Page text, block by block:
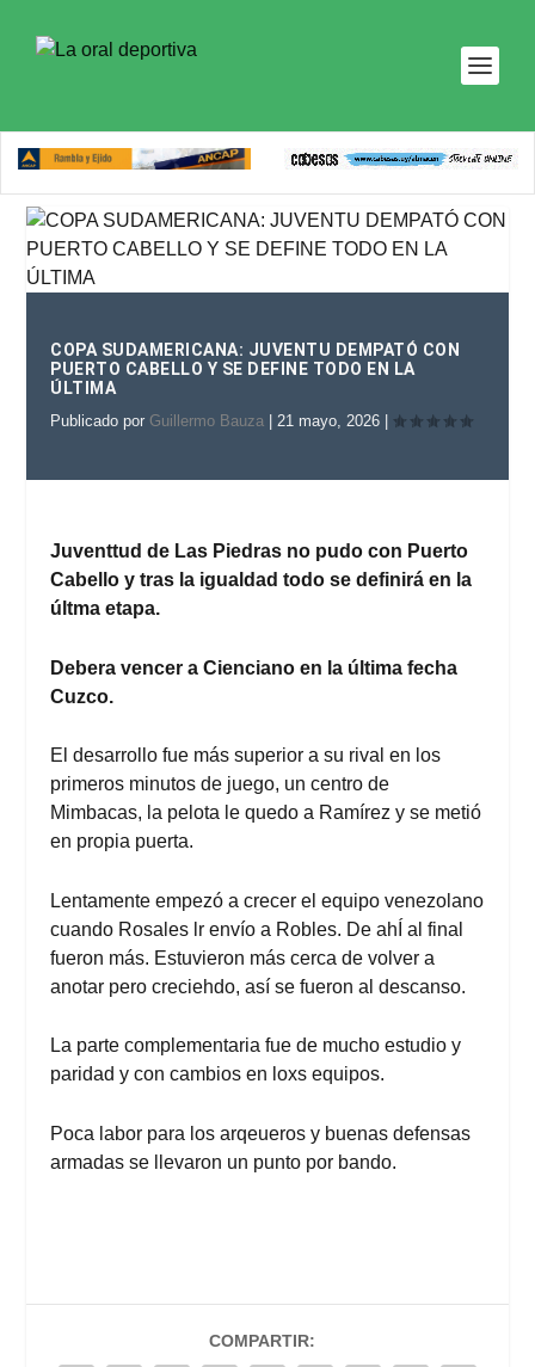
COPA SUDAMERICANA: JUVENTU DEMPATÓ CON
PUERTO CABELLO Y SE DEFINE TODO EN LA
ÚLTIMA
Publicado por Guillermo Bauza |21 mayo, 2026
Juventtud de Las Piedras no pudo con Puerto
Cabello y tras la igualdad todo se definirá en la
últma etapa.
Debera vencer a Cienciano en la última fecha
Cuzco.
El desarrollo fue más superior a su rival en los
primeros minutos de juego, un centro de
Mimbacas, la pelota le quedo a Ramírez y se metió
en propia puerta.
Lentamente empezó a crecer el equipo venezolano
cuando Rosales lr envío a Robles. De ahÍ al final
fueron más. Estuvieron más cerca de volver a
anotar pero creciehdo, así se fueron al descanso.
La parte complementaria fue de mucho estudio y
paridad y con cambios en loxs equipos.
Poca labor para los arqeueros y buenas defensas
armadas se llevaron un punto por bando.
COMPARTIR: